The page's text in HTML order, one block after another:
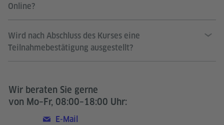
Online?
Wird nach Abschluss des Kurses eine
Teilnahmebestätigung ausgestellt?
Wir beraten Sie gerne
von Mo–Fr, 08:00–18:00 Uhr:
E-Mail